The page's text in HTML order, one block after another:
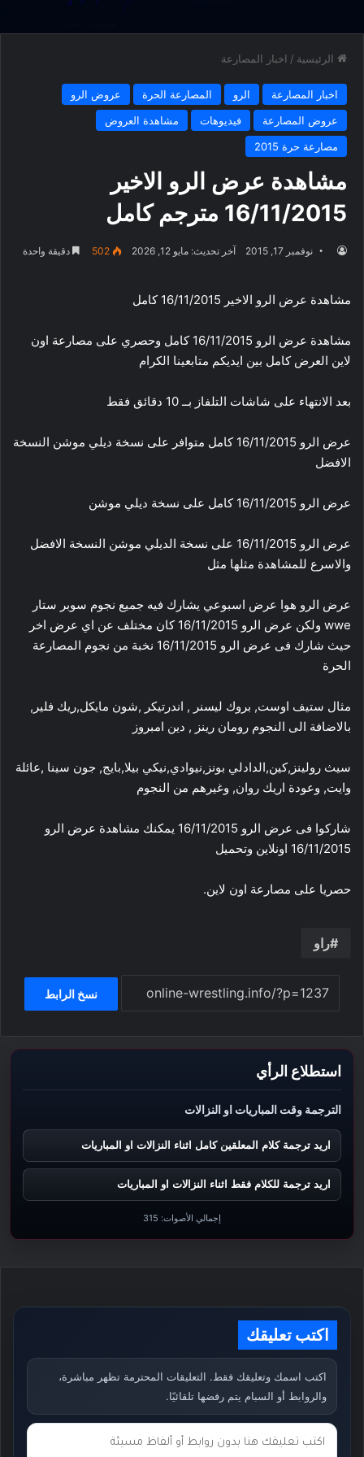
الرئيسية / اخبار المصارعة
اخبار المصارعة الرو المصارعة الحرة
عروض الرو
عروض المصارعة
فيديوهات
مشاهدة العروض
مصارعة حرة 2015
مشاهدة عرض الرو الاخير
16/11/2015 مترجم كامل
نوفمبر 17, 2015 آخر تحديث: مايو 12, 2026 502 دقيقة واحدة
مشاهدة عرض الرو الاخير 16/11/2015 كامل
مشاهدة عرض الرو 16/11/2015 كامل وحصري على مصارعة اون
لاين العرض كامل بين ايديكم متابعينا الكرام
بعد الانتهاء على شاشات التلفاز بــ 10 دقائق فقط
عرض الرو 16/11/2015 كامل متوافر على نسخة ديلي موشن النسخة
الافضل
عرض الرو 16/11/2015 كامل على نسخة ديلي موشن
عرض الرو 16/11/2015 على نسخة الديلي موشن النسخة الافضل
والاسرع للمشاهدة مثلها مثل
عرض الرو هوا عرض اسبوعي يشارك فيه جميع نجوم سوبر ستار
wwe ولكن عرض الرو 16/11/2015 كان مختلف عن اي عرض اخر
حيث شارك فى عرض الرو 16/11/2015 نخبة من نجوم المصارعة
الحرة
مثال ستيف اوست, بروك ليسنر , اندرتيكر ,شون مايكل,ريك فلير,
بالاضافة الى النجوم رومان رينز , دين امبروز
سيث رولينز,كين,الدادلي بونز,نيوادي,نيكي بيلا,بايج, جون سينا ,عائلة
وايت, وعودة اريك روان, وغيرهم من النجوم
شاركوا فى عرض الرو 16/11/2015 يمكنك مشاهدة عرض الرو
16/11/2015 اونلاين وتحميل
حصريا على مصارعة اون لاين.
راو
نسخ الرابط
استطلاع الرأي
الترجمة وقت المباريات او النزالات
اريد ترجمة كلام المعلقين كامل اثناء النزالات او المباريات
اريد ترجمة للكلام فقط اثناء النزالات او المباريات
إجمالي الأصوات: 315
اكتب تعليقك
اكتب اسمك وتعليقك فقط. التعليقات المحترمة تظهر مباشرة،
والروابط أو السبام يتم رفضها تلقائيًا.
ت